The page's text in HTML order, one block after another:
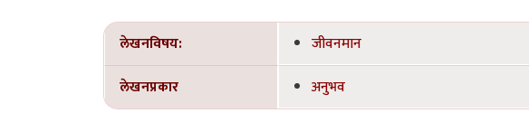
लेखनविषय:
जीवनमान
लेखनप्रकार
अनुभव